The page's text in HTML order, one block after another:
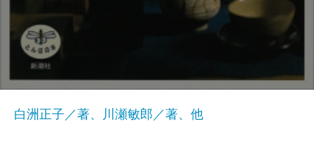
白洲正子／著、川瀬敏郎／著、他